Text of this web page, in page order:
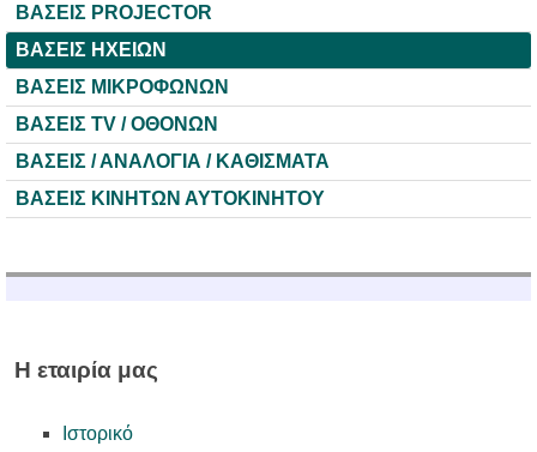
ΒΑΣΕΙΣ PROJECTOR
ΒΑΣΕΙΣ ΗΧΕΙΩΝ
ΒΑΣΕΙΣ ΜΙΚΡΟΦΩΝΩΝ
ΒΑΣΕΙΣ TV / ΟΘΟΝΩΝ
ΒΑΣΕΙΣ / ΑΝΑΛΟΓΙΑ / ΚΑΘΙΣΜΑΤΑ
ΒΑΣΕΙΣ ΚΙΝΗΤΩΝ ΑΥΤΟΚΙΝΗΤΟΥ
Η εταιρία μας
Ιστορικό